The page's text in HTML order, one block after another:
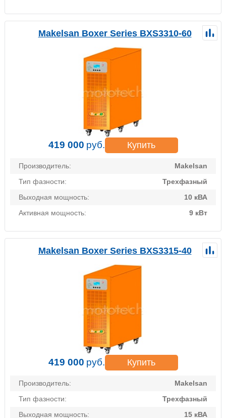
Makelsan Boxer Series BXS3310-60
419 000 руб. Купить
Производитель:
Makelsan
Тип фазности:
Трехфазный
Выходная мощность:
10 кВА
Активная мощность:
9 кВт
Makelsan Boxer Series BXS3315-40
419 000 руб. Купить
Производитель:
Makelsan
Тип фазности:
Трехфазный
Выходная мощность:
15 кВА